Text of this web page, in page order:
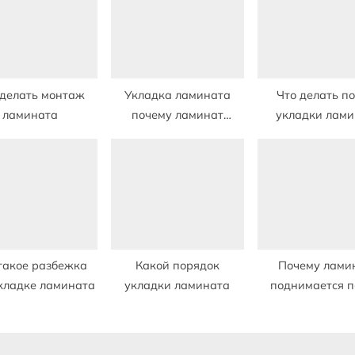
монтаж
ламината
Укладка ламината
почему ламинат
Что делать
укладки
разбежка
ламината
Какой порядок
укладки ламината
Почему
поднимается